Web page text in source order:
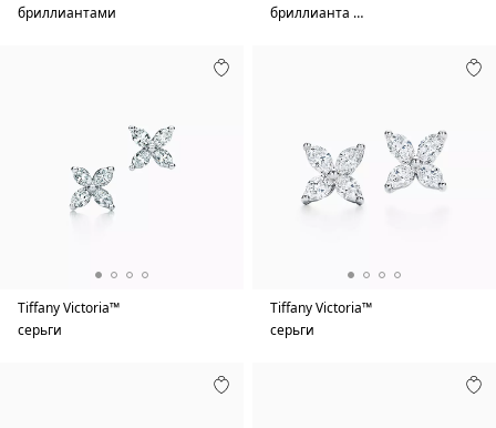
бриллиантами
бриллианта …
Tiffany Victoria™
серьги
Tiffany Victoria™
серьги